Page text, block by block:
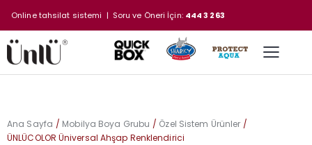
Online tahsilat sistemi | Soru ve Öneri İçin: 444 3 263
Ana Sayfa Mobilya Boya Grubu
Özel Sistem Ürünler
ÜNLÜCOLOR Üniversal Ahşap Renklendirici